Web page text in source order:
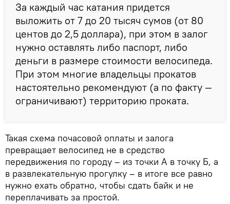
За каждый час катания придется
выложить от 7 до 20 тысяч сумов (от 80
центов до 2,5 доллара), при этом в залог
нужно оставлять либо паспорт, либо
деньги в размере стоимости велосипеда.
При этом многие владельцы прокатов
настоятельно рекомендуют (а по факту —
ограничивают) территорию проката.
Такая схема почасовой оплаты и залога
превращает велосипед не в средство
передвижения по городу – из точки А в точку Б, а
в развлекательную прогулку – в итоге все равно
нужно ехать обратно, чтобы сдать байк и не
переплачивать за простой.